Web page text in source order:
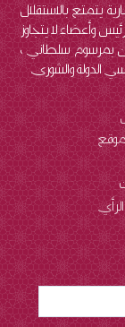
يتمتع بالاستقلال
وأعضاء لا يتجاوز
بمرسوم سلطاني ،
والشورى.